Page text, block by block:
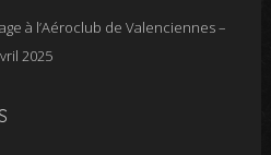
à l’Aéroclub de Valenciennes –
2025